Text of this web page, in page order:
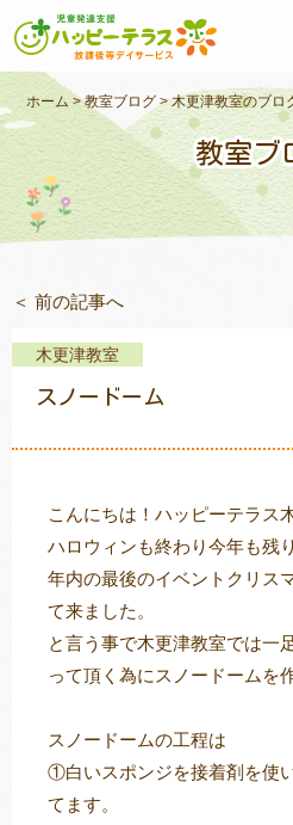
私たちについて
未就学のお子さま（
小学生〜高校生のお
支援事例
教室一覧
トレキング
ホーム >教室ブログ>木更津教室のブロ
教室ブ
＜ 前の記事へ
木更津教室
スノードーム
こんにちは！ハッピーテラス
ハロウィンも終わり今年も残
年内の最後のイベントクリス
て来ました。
と言う事で木更津教室では一
って頂く為にスノードームを
スノードームの工程は
①白いスポンジを接着剤を使
てます。